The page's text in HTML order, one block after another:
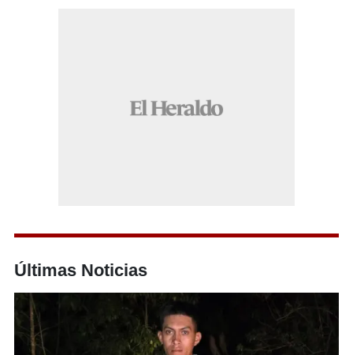
Últimas Noticias